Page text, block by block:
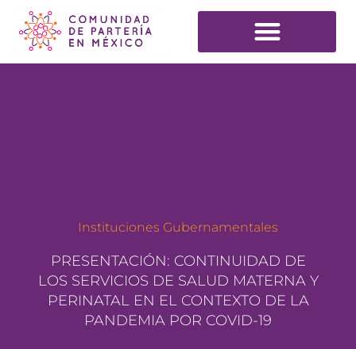
Instituciones Gubernamentales
PRESENTACIÓN: CONTINUIDAD DE
LOS SERVICIOS DE SALUD MATERNA Y
PERINATAL EN EL CONTEXTO DE LA
PANDEMIA POR COVID-19